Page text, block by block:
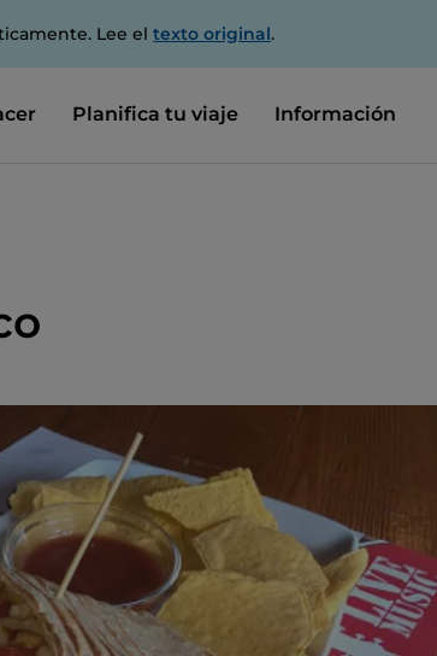
Lee el texto original.
Planifica tu viaje Información